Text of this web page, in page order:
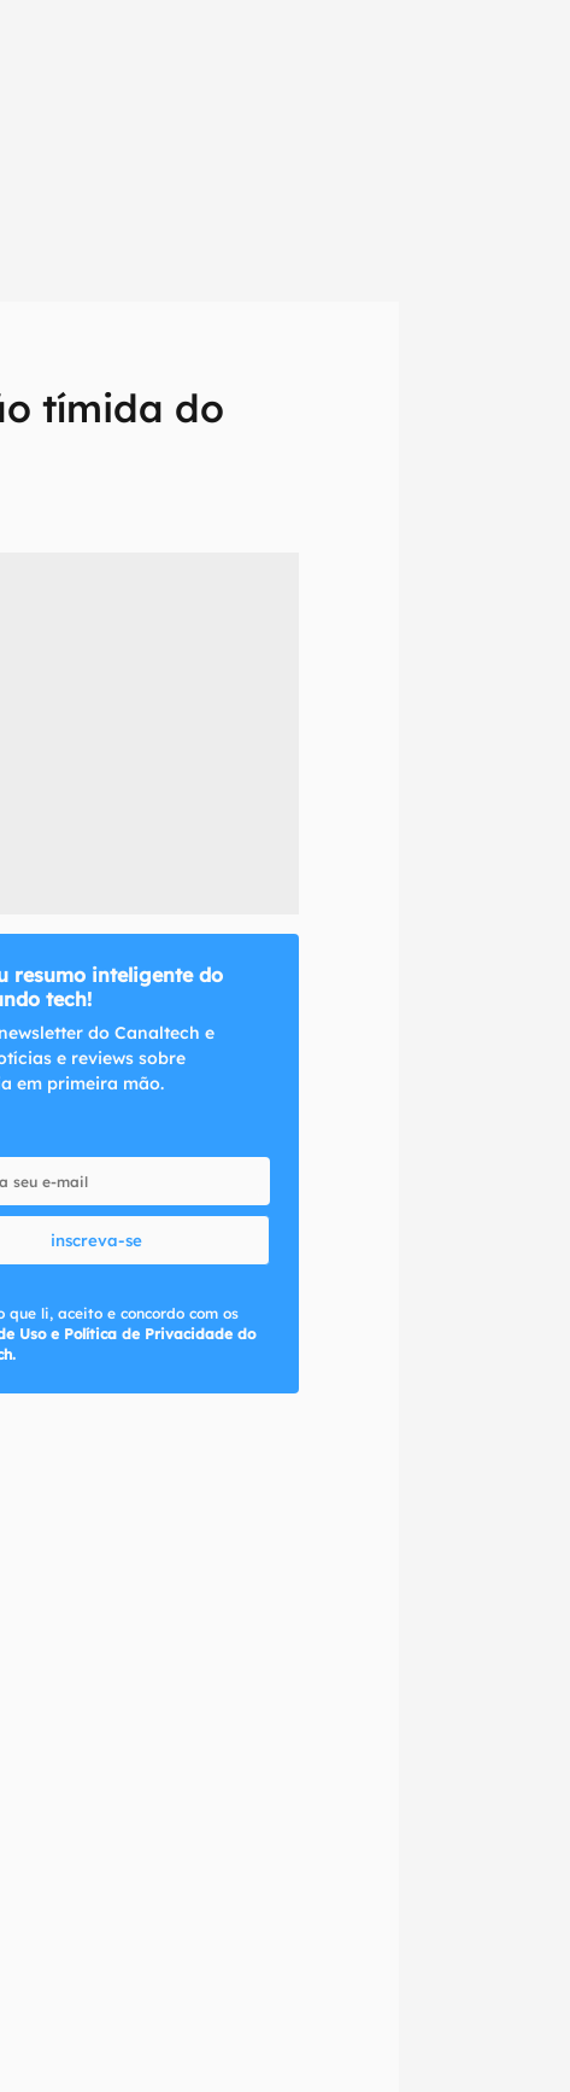
tímida do
em primeira
resumo inteligente do
tech!
do Canaltech e
e reviews sobre
em primeira mão.
inscreva-se
que li, aceito e concordo com os
Uso e Política de Privacidade do